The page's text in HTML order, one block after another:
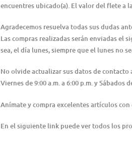
encuentres ubicado(a). El valor del flete a
Agradecemos resuelva todas sus dudas
Las compras realizadas serán enviadas el
sea, el día lunes, siempre que el lunes no
No olvide actualizar sus datos de contacto
Viernes de 9:00 a.m. a 6:00 p.m. y
Anímate y compra excelentes artículos con
En el siguiente link puede ver todos los